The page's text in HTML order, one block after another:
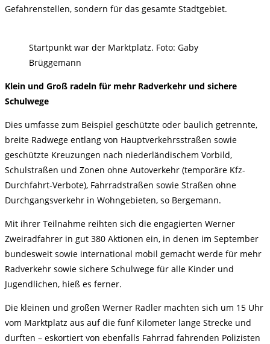
Gefahrenstellen, sondern für das gesamte Stadtgebiet.
Startpunkt war der Marktplatz. Foto: Gaby
Brüggemann
Klein und Groß radeln für mehr Radverkehr und sichere
Schulwege
Dies umfasse zum Beispiel geschützte oder baulich getrennte,
breite Radwege entlang von Hauptverkehrsstraßen sowie
geschützte Kreuzungen nach niederländischem Vorbild,
Schulstraßen und Zonen ohne Autoverkehr (temporäre Kfz-
Durchfahrt-Verbote), Fahrradstraßen sowie Straßen ohne
Durchgangsverkehr in Wohngebieten, so Bergemann.
Mit ihrer Teilnahme reihten sich die engagierten Werner
Zweiradfahrer in gut 380 Aktionen ein, in denen im September
bundesweit sowie international mobil gemacht werde für mehr
Radverkehr sowie sichere Schulwege für alle Kinder und
Jugendlichen, hieß es ferner.
Die kleinen und großen Werner Radler machten sich um 15 Uhr
vom Marktplatz aus auf die fünf Kilometer lange Strecke und
durften – eskortiert von ebenfalls Fahrrad fahrenden Polizisten